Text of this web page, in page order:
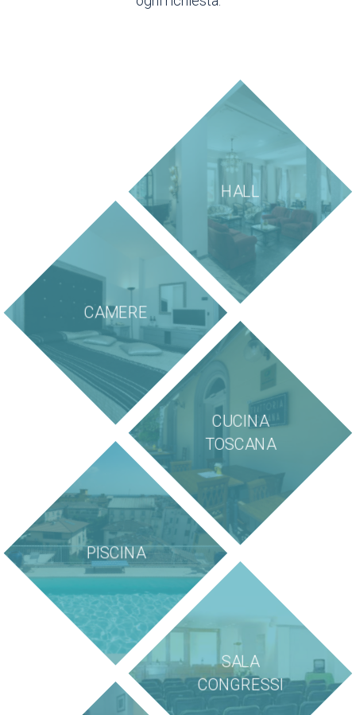
HALL
CAMERE
CUCINA
TOSCANA
PISCINA
SALA
CONGRESSI